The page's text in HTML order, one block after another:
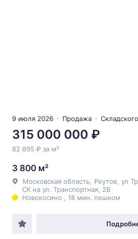
9 июля 2026 Продажа
315 000 000 ₽
82 895 ₽ за м²
3 800 м²
Московская область Реутов ул
СК на ул. Транспортная, 2В
Новокосино , 18 мин. пешком